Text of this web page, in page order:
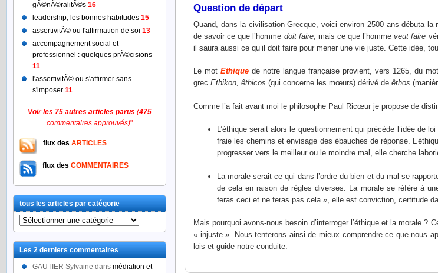
Question de départ
Quand, dans la civilisation Grecque, voici environ 2500 ans débuta la
de savoir ce que l’homme doit faire, mais ce que l’hommeveut faire
il saura aussi ce qu’il doit faire pour mener une vie juste. Cette idée,
Le mot Ethique de notre langue française provient, vers 1265, du
grec Ethikon, êthicos (qui concerne les mœurs) dérivé de êthos
Comme l’a fait avant moi le philosophe Paul Ricœur je propose de
L’éthique serait alors le questionnement qui précède l’idée de
fraie les chemins et envisage des ébauches de réponse.
progresser vers le meilleur ou le moindre mal, elle cherche
La morale serait ce qui dans l’ordre du bien et du mal se
de cela en raison de règles diverses. La morale se réfère à
feras ceci et ne feras pas cela », elle est conviction, certitude
Mais pourquoi avons-nous besoin d’interroger l’éthique et la morale
« injuste ». Nous tenterons ainsi de mieux comprendre ce que nous
lois et guide notre conduite.
gÃ©nÃ©ralitÃ©s 16
leadership, les bonnes habitudes 15
assertivitÃ© ou l'affirmation de soi 13
accompagnement social et
professionnel : quelques prÃ©cisions
11
l'assertivitÃ© ou s'affirmer sans
s'imposer 11
Voir les 75 autres articles parus (475
commentaires approuvés)"
flux des ARTICLES
flux des COMMENTAIRES
tous les articles par catégorie
tous
les
articles
par
catégorie
Les 2 derniers commentaires
GAUTIER Sylvaine dans médiation et